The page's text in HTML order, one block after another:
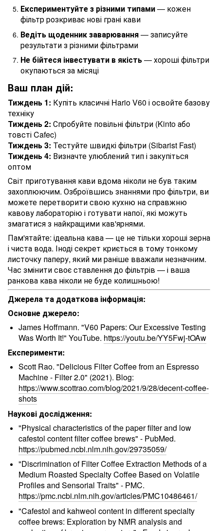
Експериментуйте з різними типами— кожен
фільтр розкриває нові грані кави
Ведіть щоденник заварювання— записуйте
результати з різними фільтрами
Не бійтеся інвестувати в якість— хороші фільтри
окупаються за місяці
Ваш план дій:
Тиждень 1: Купіть класичні Hario V60 і освойте базову
техніку
Тиждень 2: Спробуйте повільні фільтри (Kinto або
товсті Cafec)
Тиждень 3: Тестуйте швидкі фільтри (Sibarist Fast)
Тиждень 4: Визначте улюблений тип і закупіться
оптом
Світ приготування кави вдома ніколи не був таким
захоплюючим. Озброївшись знаннями про фільтри, ви
можете перетворити свою кухню на справжню
кавову лабораторію і готувати напої, які можуть
змагатися з найкращими кав'ярнями.
Пам'ятайте: ідеальна кава — це не тільки хороші зерна
і чиста вода. Іноді секрет криється в тому тонкому
листочку паперу, який ми раніше вважали незначним.
Час змінити своє ставлення до фільтрів — і ваша
ранкова кава ніколи не буде колишньою!
Джерела та додаткова інформація:
Основне джерело:
James Hoffmann. "V60 Papers: Our Excessive Testing
Was Worth It!" YouTube. https://youtu.be/YY5Fwj-tOAw
Експерименти:
Scott Rao. "Delicious Filter Coffee from an Espresso
Machine - Filter 2.0" (2021). Blog:
https://www.scottrao.com/blog/2021/9/28/decent-coffee-
shots
Наукові дослідження:
"Physical characteristics of the paper filter and low
cafestol content filter coffee brews" - PubMed.
https://pubmed.ncbi.nlm.nih.gov/29735059/
"Discrimination of Filter Coffee Extraction Methods of a
Medium Roasted Specialty Coffee Based on Volatile
Profiles and Sensorial Traits" - PMC.
https://pmc.ncbi.nlm.nih.gov/articles/PMC10486461/
"Cafestol and kahweol content in different specialty
coffee brews: Exploration by NMR analysis and